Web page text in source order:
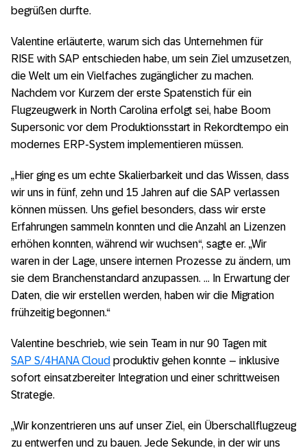
begrüßen durfte.
Valentine erläuterte, warum sich das Unternehmen für
RISE with SAP entschieden habe, um sein Ziel umzusetzen,
die Welt um ein Vielfaches zugänglicher zu machen.
Nachdem vor Kurzem der erste Spatenstich für ein
Flugzeugwerk in North Carolina erfolgt sei, habe Boom
Supersonic vor dem Produktionsstart in Rekordtempo ein
modernes ERP-System implementieren müssen.
„Hier ging es um echte Skalierbarkeit und das Wissen, dass
wir uns in fünf, zehn und 15 Jahren auf die SAP verlassen
können müssen. Uns gefiel besonders, dass wir erste
Erfahrungen sammeln konnten und die Anzahl an Lizenzen
erhöhen konnten, während wir wuchsen“, sagte er. „Wir
waren in der Lage, unsere internen Prozesse zu ändern, um
sie dem Branchenstandard anzupassen. … In Erwartung der
Daten, die wir erstellen werden, haben wir die Migration
frühzeitig begonnen.“
Valentine beschrieb, wie sein Team in nur 90 Tagen mit
SAP S/4HANA Cloud produktiv gehen konnte – inklusive
sofort einsatzbereiter Integration und einer schrittweisen
Strategie.
„Wir konzentrieren uns auf unser Ziel, ein Überschallflugzeug
zu entwerfen und zu bauen. Jede Sekunde, in der wir uns